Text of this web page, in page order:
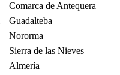
Comarca de Antequera
Guadalteba
Nororma
Sierra de las Nieves
Almería